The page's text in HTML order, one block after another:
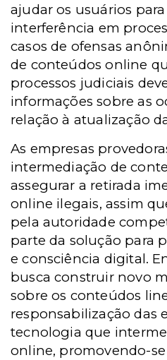
ajudar os usuários
interferência em
casos de ofensas
de conteúdos online
processos judiciais
informações sobre as
relação à atualização
As empresas
intermediação de
assegurar a retirada
online ilegais, assim
pela autoridade
parte da solução para
e consciência digital.
busca construir novo
sobre os conteúdos
responsabilização das
tecnologia que
online, promovendo-